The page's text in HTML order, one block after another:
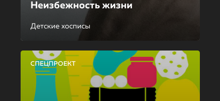
Неизбежность жизни
Детские хосписы
СПЕЦПРОЕКТ